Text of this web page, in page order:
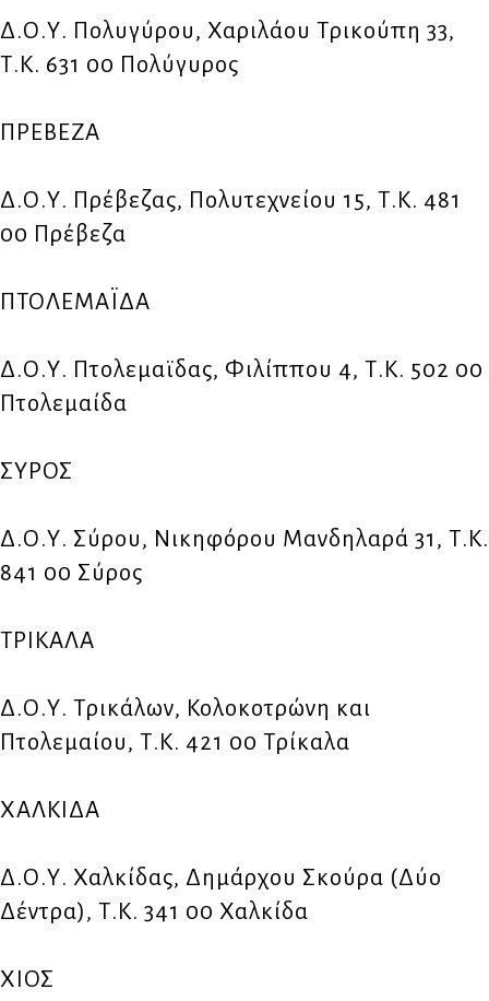
Δ.Ο.Υ. Πολυγύρου, Χαριλάου Τρικούπη 33,
Τ.Κ. 631 00 Πολύγυρος
ΠΡΕΒΕΖΑ
Δ.Ο.Υ. Πρέβεζας, Πολυτεχνείου 15, Τ.Κ. 481
00 Πρέβεζα
ΠΤΟΛΕΜΑΪΔΑ
Δ.Ο.Υ. Πτολεμαϊδας, Φιλίππου 4, Τ.Κ. 502 00
Πτολεμαίδα
ΣΥΡΟΣ
Δ.Ο.Υ. Σύρου, Νικηφόρου Μανδηλαρά 31, Τ.Κ.
841 00 Σύρος
ΤΡΙΚΑΛΑ
Δ.Ο.Υ. Τρικάλων, Κολοκοτρώνη και
Πτολεμαίου, Τ.Κ. 421 00 Τρίκαλα
ΧΑΛΚΙΔΑ
Δ.Ο.Υ. Χαλκίδας, Δημάρχου Σκούρα (Δύο
Δέντρα), Τ.Κ. 341 00 Χαλκίδα
ΧΙΟΣ